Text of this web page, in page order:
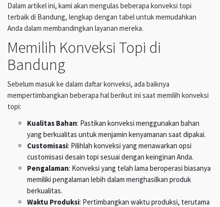
Dalam artikel ini, kami akan mengulas beberapa konveksi topi
terbaik di Bandung, lengkap dengan tabel untuk memudahkan
Anda dalam membandingkan layanan mereka.
Memilih Konveksi Topi di
Bandung
Sebelum masuk ke dalam daftar konveksi, ada baiknya
mempertimbangkan beberapa hal berikut ini saat memilih konveksi
topi:
Kualitas Bahan: Pastikan konveksi menggunakan bahan
yang berkualitas untuk menjamin kenyamanan saat dipakai.
Customisasi: Pilihlah konveksi yang menawarkan opsi
customisasi desain topi sesuai dengan keinginan Anda.
Pengalaman: Konveksi yang telah lama beroperasi biasanya
memiliki pengalaman lebih dalam menghasilkan produk
berkualitas.
Waktu Produksi: Pertimbangkan waktu produksi, terutama